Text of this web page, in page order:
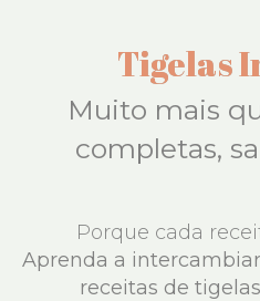
Tigelas
Muito mais
completas,
Porque cada
Aprenda a
receitas de tigelas